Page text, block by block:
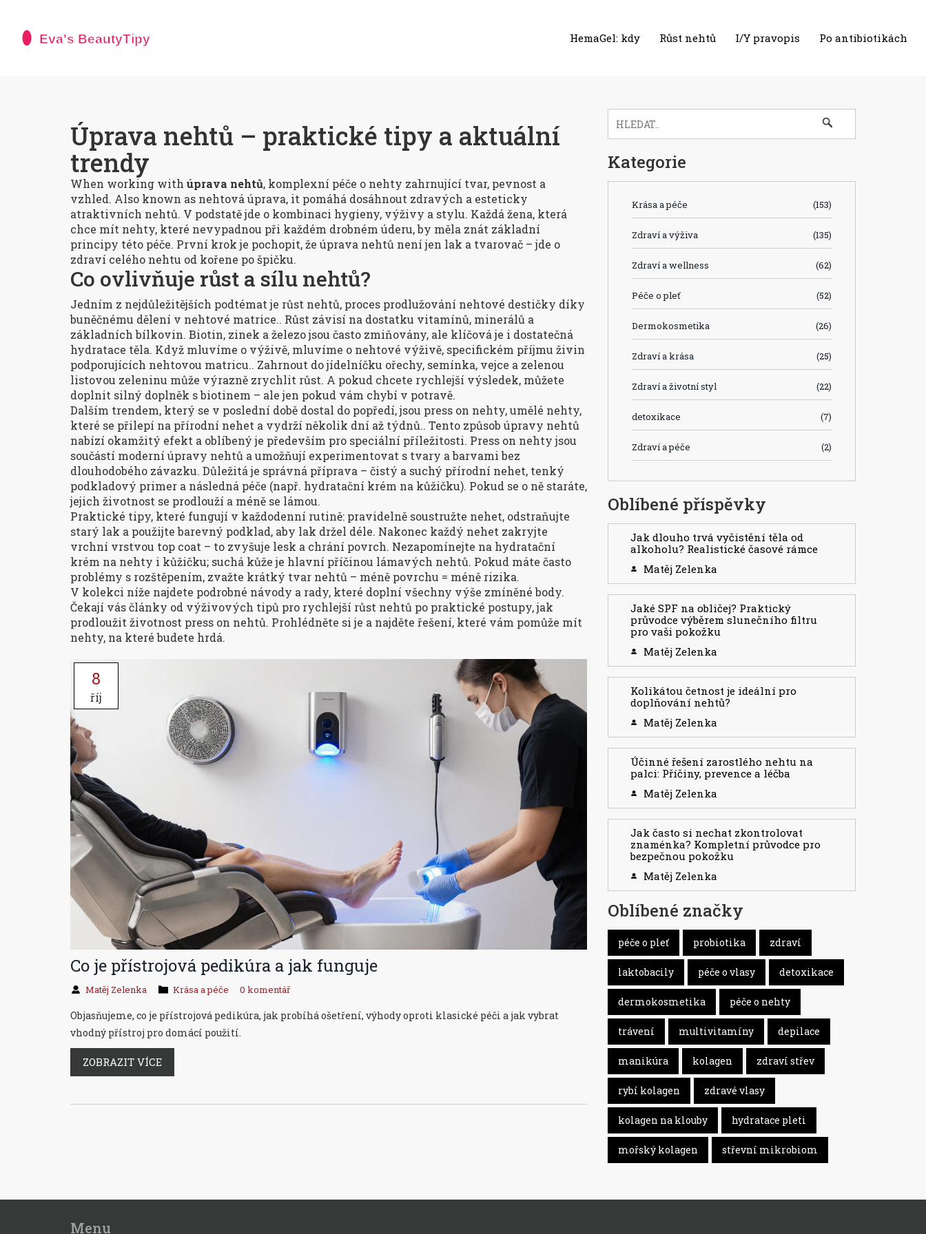
HemaGel: kdy Růst nehtů I/Y pravopis Po antibiotikách
Úprava nehtů – praktické tipy a aktuální
trendy
When working with úprava nehtů, komplexní péče o nehty zahrnující tvar, pevnost a
vzhled. Also known as nehtová úprava, it pomáhá dosáhnout zdravých a esteticky
atraktivních nehtů. V podstatě jde o kombinaci hygieny, výživy a stylu. Každá žena, která
chce mít nehty, které nevypadnou při každém drobném úderu, by měla znát základní
principy této péče. První krok je pochopit, že úprava nehtů není jen lak a tvarovač – jde o
zdraví celého nehtu od kořene po špičku.
Co ovlivňuje růst a sílu nehtů?
Jedním z nejdůležitějších podtémat je růst nehtů, proces prodlužování nehtové destičky díky
buněčnému dělení v nehtové matrice.. Růst závisí na dostatku vitamínů, minerálů a
základních bílkovin. Biotin, zinek a železo jsou často zmiňovány, ale klíčová je i dostatečná
hydratace těla. Když mluvíme o výživě, mluvíme o nehtové výživě, specifickém příjmu živin
podporujících nehtovou matricu.. Zahrnout do jídelníčku ořechy, semínka, vejce a zelenou
listovou zeleninu může výrazně zrychlit růst. A pokud chcete rychlejší výsledek, můžete
doplnit silný doplněk s biotinem – ale jen pokud vám chybí v potravě.
Dalším trendem, který se v poslední době dostal do popředí, jsou press on nehty,umělé nehty,
které se přilepí na přírodní nehet a vydrží několik dní až týdnů.. Tento způsob úpravy nehtů
nabízí okamžitý efekt a oblíbený je především pro speciální příležitosti. Press on nehty jsou
součástí moderní úpravy nehtů a umožňují experimentovat s tvary a barvami bez
dlouhodobého závazku. Důležitá je správná příprava – čistý a suchý přírodní nehet, tenký
podkladový primer a následná péče (např. hydratační krém na kůžičku). Pokud se o ně staráte,
jejich životnost se prodlouží a méně se lámou.
Praktické tipy, které fungují v každodenní rutině: pravidelně soustružte nehet, odstraňujte
starý lak a použijte barevný podklad, aby lak držel déle. Nakonec každý nehet zakryjte
vrchní vrstvou top coat – to zvyšuje lesk a chrání povrch. Nezapomínejte na hydratační
krém na nehty i kůžičku; suchá kůže je hlavní příčinou lámavých nehtů. Pokud máte často
problémy s rozštěpením, zvažte krátký tvar nehtů – méně povrchu = méně rizika.
V kolekci níže najdete podrobné návody a rady, které doplní všechny výše zmíněné body.
Čekají vás články od výživových tipů pro rychlejší růst nehtů po praktické postupy, jak
prodloužit životnost press on nehtů. Prohlédněte si je a najděte řešení, které vám pomůže mít
nehty, na které budete hrdá.
8
říj
Co je přístrojová pedikúra a jak funguje
Matěj Zelenka Krása a péče 0 komentář
Objasňujeme, co je přístrojová pedikúra, jak probíhá ošetření, výhody oproti klasické péči a jak vybrat
vhodný přístroj pro domácí použití.
ZOBRAZIT VÍCE
Kategorie
Krása a péče (153)
Zdraví a výživa (135)
Zdraví a wellness (62)
Péče o pleť (52)
Dermokosmetika (26)
Zdraví a krása (25)
Zdraví a životní styl (22)
detoxikace (7)
Zdraví a péče (2)
Oblíbené příspěvky
Jak dlouho trvá vyčistění těla od
alkoholu? Realistické časové rámce
Matěj Zelenka
Jaké SPF na obličej? Praktický
průvodce výběrem slunečního filtru
pro vaši pokožku
Matěj Zelenka
Kolikátou četnost je ideální pro
doplňování nehtů?
Matěj Zelenka
Účinné řešení zarostlého nehtu na
palci: Příčiny, prevence a léčba
Matěj Zelenka
Jak často si nechat zkontrolovat
znaménka? Kompletní průvodce pro
bezpečnou pokožku
Matěj Zelenka
Oblíbené značky
péče o pleť probiotika zdraví
laktobacily péče o vlasy detoxikace
dermokosmetika péče o nehty
trávení multivitamíny depilace
manikúra kolagen zdraví střev
rybí kolagen zdravé vlasy
kolagen na klouby hydratace pleti
mořský kolagen střevní mikrobiom
Menu